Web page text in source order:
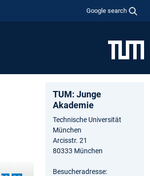
Google search
TUM: Junge
Akademie
Technische Universität
München
Arcisstr. 21
80333 München
Besucheradresse: